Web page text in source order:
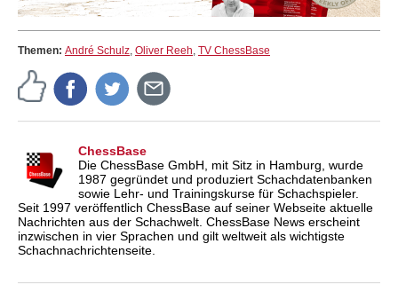
Themen: André Schulz, Oliver Reeh, TV ChessBase
ChessBase
Die ChessBase GmbH, mit Sitz in Hamburg, wurde
1987 gegründet und produziert Schachdatenbanken
sowie Lehr- und Trainingskurse für Schachspieler.
Seit 1997 veröffentlich ChessBase auf seiner Webseite aktuelle
Nachrichten aus der Schachwelt. ChessBase News erscheint
inzwischen in vier Sprachen und gilt weltweit als wichtigste
Schachnachrichtenseite.